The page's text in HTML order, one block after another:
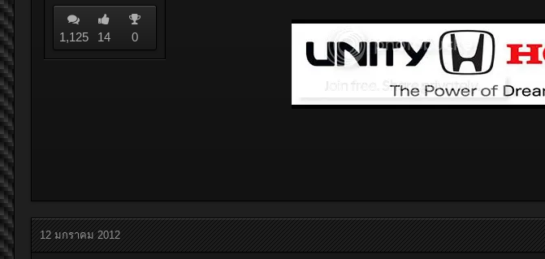
1,125 14 0
12 มกราคม 2012